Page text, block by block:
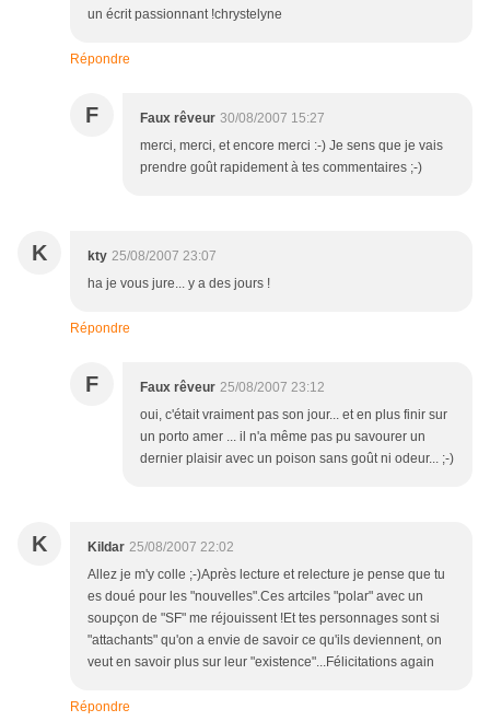
un écrit passionnant !chrystelyne
Répondre
F Faux rêveur 30/08/2007 15:27
merci, merci, et encore merci :-) Je sens que je vais
prendre goût rapidement à tes commentaires ;-)
K kty 25/08/2007 23:07
ha je vous jure... y a des jours !
Répondre
F Faux rêveur 25/08/2007 23:12
oui, c'était vraiment pas son jour... et en plus finir sur
un porto amer ... il n'a même pas pu savourer un
dernier plaisir avec un poison sans goût ni odeur... ;-)
K Kildar 25/08/2007 22:02
Allez je m'y colle ;-)Après lecture et relecture je pense que tu
es doué pour les "nouvelles".Ces artciles "polar" avec un
soupçon de "SF" me réjouissent !Et tes personnages sont si
"attachants" qu'on a envie de savoir ce qu'ils deviennent, on
veut en savoir plus sur leur "existence"...Félicitations again
Répondre